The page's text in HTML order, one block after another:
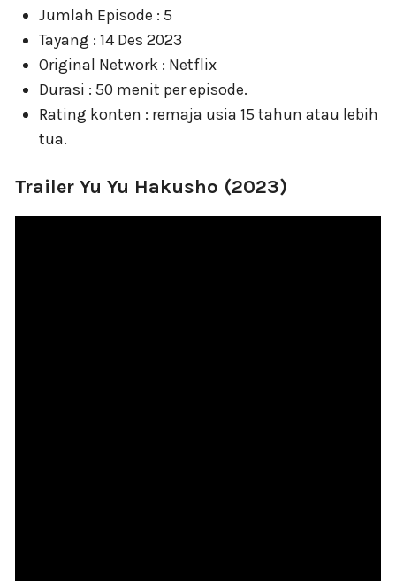
Jumlah Episode : 5
Tayang : 14 Des 2023
Original Network : Netflix
Durasi : 50 menit per episode.
Rating konten : remaja usia 15 tahun atau lebih
tua.
Trailer Yu Yu Hakusho (2023)